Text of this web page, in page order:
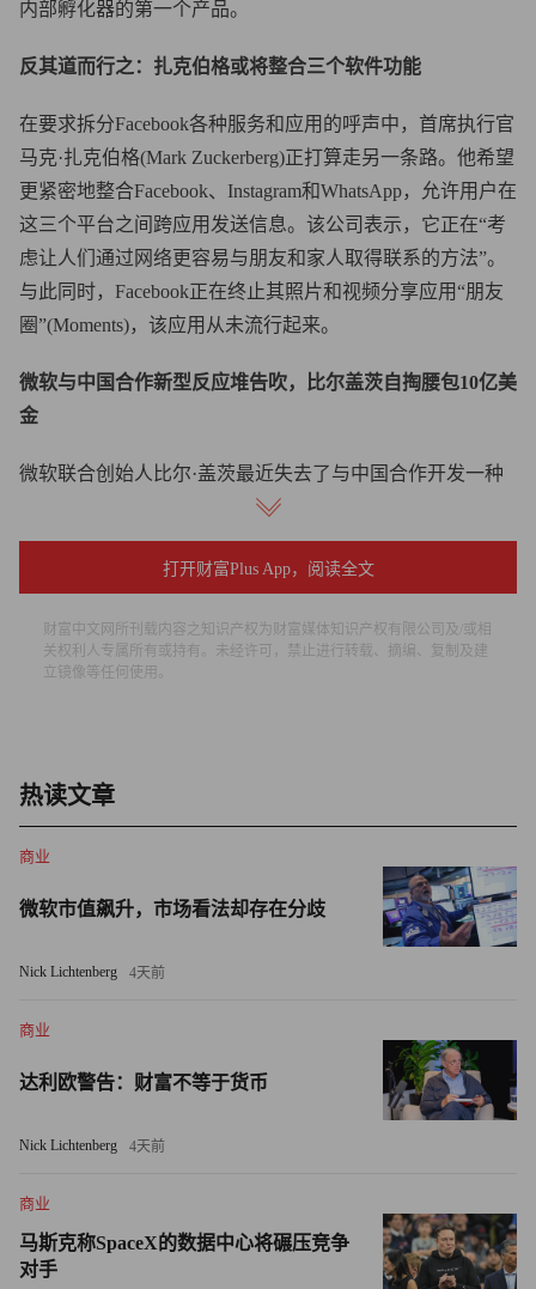
内部孵化器的第一个产品。
反其道而行之：扎克伯格或将整合三个软件功能
在要求拆分Facebook各种服务和应用的呼声中，首席执行官
马克·扎克伯格(Mark Zuckerberg)正打算走另一条路。他希望
更紧密地整合Facebook、Instagram和WhatsApp，允许用户在
这三个平台之间跨应用发送信息。该公司表示，它正在“考
虑让人们通过网络更容易与朋友和家人取得联系的方法”。
与此同时，Facebook正在终止其照片和视频分享应用“朋友
圈”(Moments)，该应用从未流行起来。
微软与中国合作新型反应堆告吹，比尔盖茨自掏腰包10亿美
金
微软联合创始人比尔·盖茨最近失去了与中国合作开发一种
新型核反应堆的机会。现在他正在游说美国国会，承诺如果
国会议员为一些试点项目提供资金，他将自掏腰包10亿美
美国航空领域公司陆续裁员，维珍银河表示此举将保证公司
顺利投入商业运营
为此公司将裁员40人，约占员工总数的5%。该公司表示，
此次裁员将“使我们这个组织在最近的太空飞行成功之后，
能够投入商业运营”。此前有消息称SpaceX和Stratolaunch公
K-beauty品牌Memebox在D轮融资3500万美元。JJDC领投此
轮，跟投的有Formation Group和Goodwater Capital。
BRD融资1500万美元
总部位于瑞士的安全加密货币手机钱包BRD在B轮融资1500
万美元。SBI Crypto Investment领投此轮，跟投的有SBI
Holdings。
打开财富Plus App，阅读全文
财富中文网所刊载内容之知识产权为财富媒体知识产权有限公司及/或相
关权利人专属所有或持有。未经许可，禁止进行转载、摘编、复制及建
立镜像等任何使用。
热读文章
商业
微软市值飙升，市场看法却存在分歧
Nick Lichtenberg 4天前
商业
达利欧警告：财富不等于货币
Nick Lichtenberg 4天前
商业
马斯克称SpaceX的数据中心将碾压竞争
对手